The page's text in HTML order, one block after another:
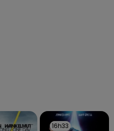
16h33
16h33